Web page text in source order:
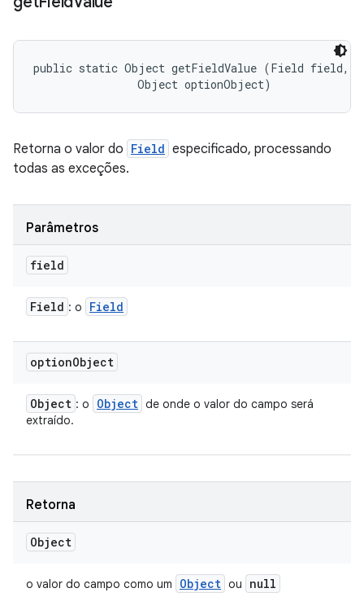
public static Object getFieldValue (Field field,
                Object optionObject)
Retorna o valor do Field especificado, processando
todas as exceções.
Parâmetros
field
Field : o Field
optionObject
Object : o Object de onde o valor do campo será
extraído.
Retorna
Object
o valor do campo como um Object ou null